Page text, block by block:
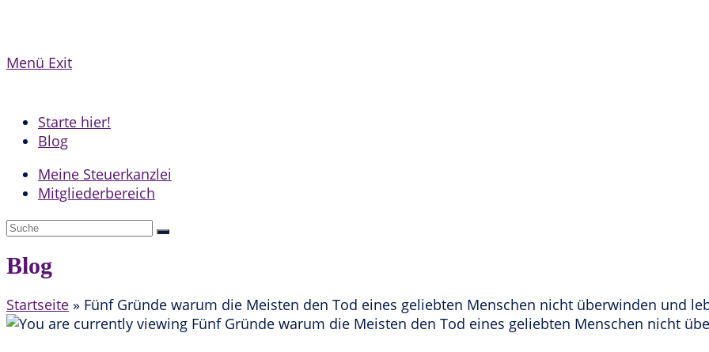
Menü Exit
Starte hier!
Blog
Meine Steuerkanzlei
Mitgliederbereich
Blog
Startseite » Fünf Gründe warum die Meisten den Tod eines geliebten Menschen nicht überwinden und